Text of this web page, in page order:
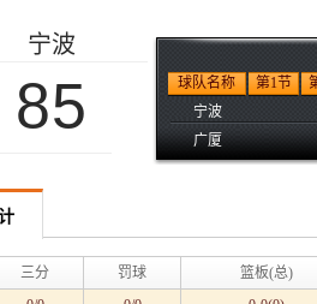
宁波
85 球队名称 第1节
宁波
广厦
三分 罚球
篮板(总)